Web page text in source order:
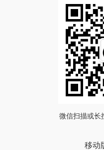
微信扫描或长
移动